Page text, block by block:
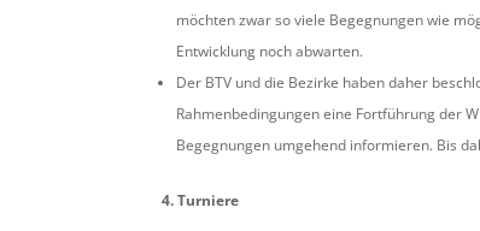
möchten zwar so viele Begegnungen wie
Entwicklung noch abwarten.
Der BTV und die Bezirke haben daher
Rahmenbedingungen eine Fortführung der
Begegnungen umgehend informieren. Bis
4. Turniere